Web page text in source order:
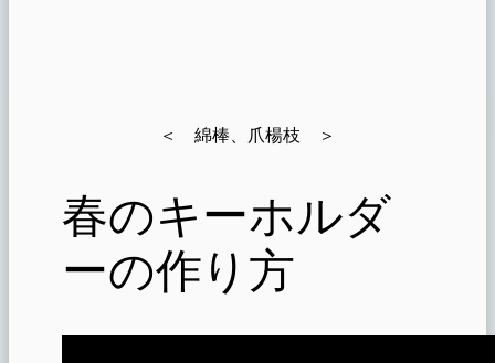
＜ 綿棒、爪楊枝 ＞
春のキーホルダ
ーの作り方